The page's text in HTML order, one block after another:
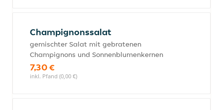
Champignonssalat
gemischter Salat mit gebratenen
Champignons und Sonnenblumenkernen
7,30 €
inkl. Pfand (0,00 €)